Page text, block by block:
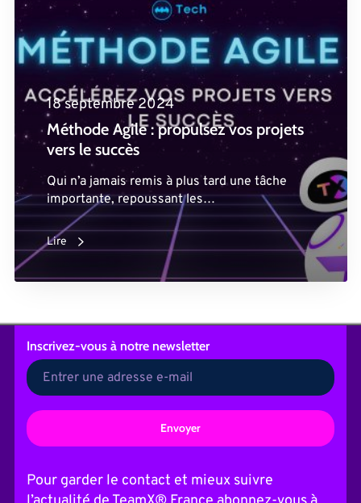
18 septembre 2024
Méthode Agile : propulsez vos projets
vers le succès
Qui n’a jamais remis à plus tard une tâche
importante, repoussant les…
Lire
Inscrivez-vousà notre newsletter
t
e
Pour garder le contact et mieux suivre